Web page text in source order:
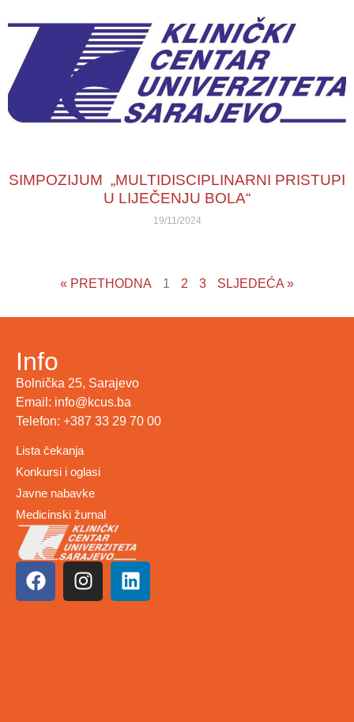
SIMPOZIJUM „MULTIDISCIPLINARNI PRISTUPI
U LIJEČENJU BOLA“
19/11/2024
« PRETHODNA 1 2 3 SLJEDEĆA »
Info
Bolnička 25, Sarajevo
Email: info@kcus.ba
Telefon: +387 33 29 70 00
Lista čekanja
Konkursi i oglasi
Javne nabavke
Medicinski žurnal